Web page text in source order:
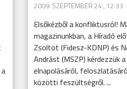
2009. SZEPTEMBER 24., 12:33
Elsőkézből a konfliktusról!
magazinunkban, a Híradó
Zsoltot (Fidesz-KDNP) és
Andrást (MSZP) kérdezzük
elnapolásáról,
közötti feszültségről. ...